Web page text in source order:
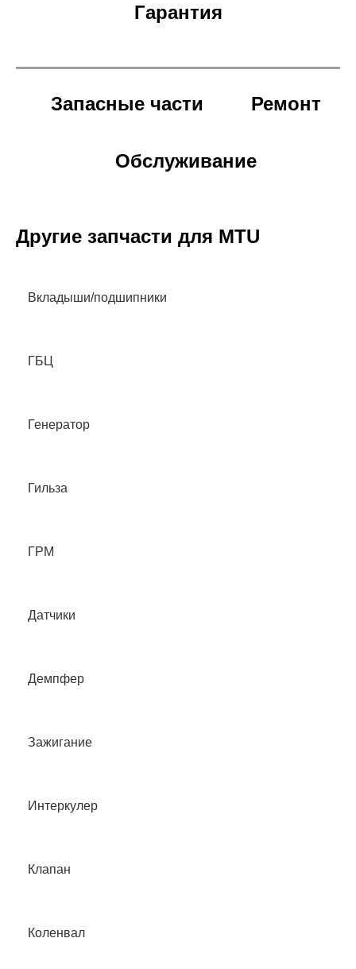
Гарантия
Запасные части Ремонт
Обслуживание
Другие запчасти для MTU
Вкладыши/подшипники
ГБЦ
Генератор
Гильза
ГРМ
Датчики
Демпфер
Зажигание
Интеркулер
Клапан
Коленвал